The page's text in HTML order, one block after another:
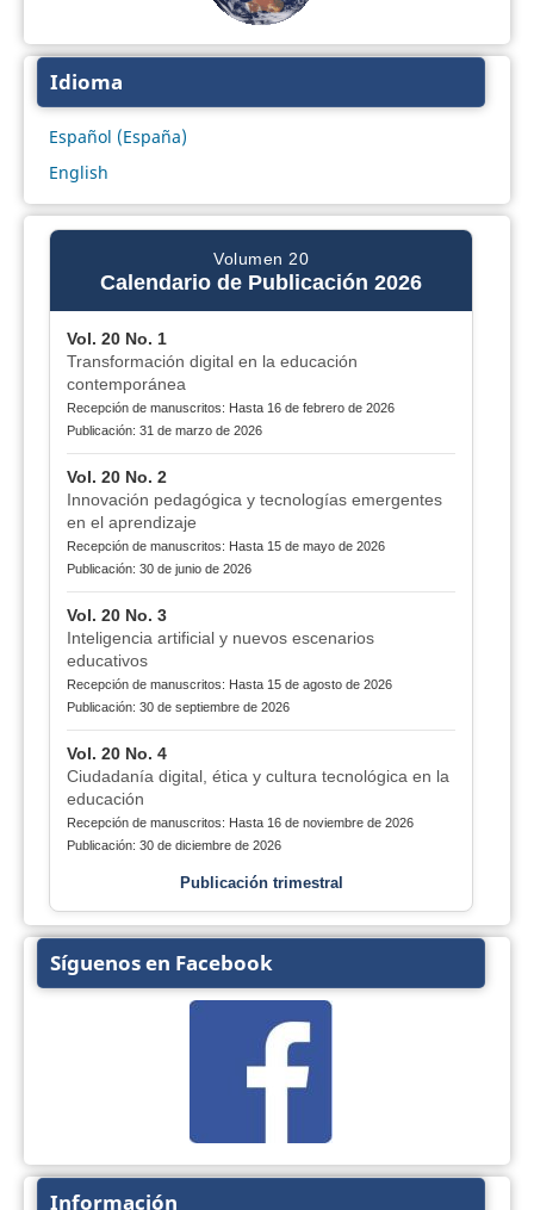
Idioma
Español (España)
English
Volumen 20
Calendario de Publicación 2026
Vol. 20 No. 1
Transformación digital en la educación
contemporánea
Recepción de manuscritos: Hasta 16 de febrero de 2026
Publicación: 31 de marzo de 2026
Vol. 20 No. 2
Innovación pedagógica y tecnologías emergentes
en el aprendizaje
Recepción de manuscritos: Hasta 15 de mayo de 2026
Publicación: 30 de junio de 2026
Vol. 20 No. 3
Inteligencia artificial y nuevos escenarios
educativos
Recepción de manuscritos: Hasta 15 de agosto de 2026
Publicación: 30 de septiembre de 2026
Vol. 20 No. 4
Ciudadanía digital, ética y cultura tecnológica en la
educación
Recepción de manuscritos: Hasta 16 de noviembre de 2026
Publicación: 30 de diciembre de 2026
Publicación trimestral
Síguenos en Facebook
Información